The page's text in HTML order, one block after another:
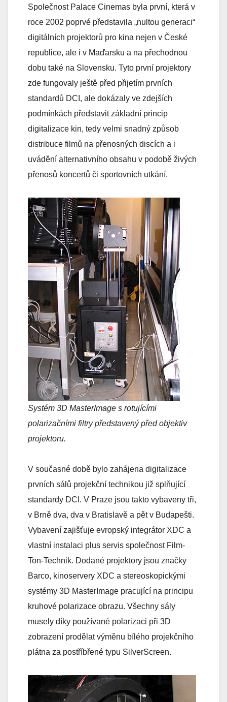
Společnost Palace Cinemas byla první, která v
roce 2002 poprvé představila „nultou generaci“
digitálních projektorů pro kina nejen v České
republice, ale i v Maďarsku a na přechodnou
dobu také na Slovensku. Tyto první projektory
zde fungovaly ještě před přijetím prvních
standardů DCI, ale dokázaly ve zdejších
podmínkách představit základní princip
digitalizace kin, tedy velmi snadný způsob
distribuce filmů na přenosných discích a i
uvádění alternativního obsahu v podobě živých
přenosů koncertů či sportovních utkání.
Systém 3D MasterImage s rotujícími
polarizačními filtry představený před objektiv
projektoru.
V současné době bylo zahájena digitalizace
prvních sálů projekční technikou již splňující
standardy DCI. V Praze jsou takto vybaveny tři,
v Brně dva, dva v Bratislavě a pět v Budapešti.
Vybavení zajišťuje evropský integrátor XDC a
vlastní instalaci plus servis společnost Film-
Ton-Technik. Dodané projektory jsou značky
Barco, kinoservery XDC a stereoskopickými
systémy 3D MasterImage pracující na principu
kruhové polarizace obrazu. Všechny sály
musely díky používané polarizaci při 3D
zobrazení prodělat výměnu bílého projekčního
plátna za postříbřené typu SilverScreen.